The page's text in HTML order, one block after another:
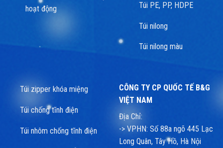
hoạt động
Túi PE, PP, HDPE
Túi nilong
Túi nilong màu
Túi zipper khóa miệng
Túi chống tĩnh điện
Túi nhôm chống tĩnh điện
CÔNG TY CP QUỐC TẾ B&G
VIỆT NAM
Địa Chỉ:
-> VPHN: Số 88a ngõ 445 Lạc
Long Quân, Tây Hồ, Hà Nội